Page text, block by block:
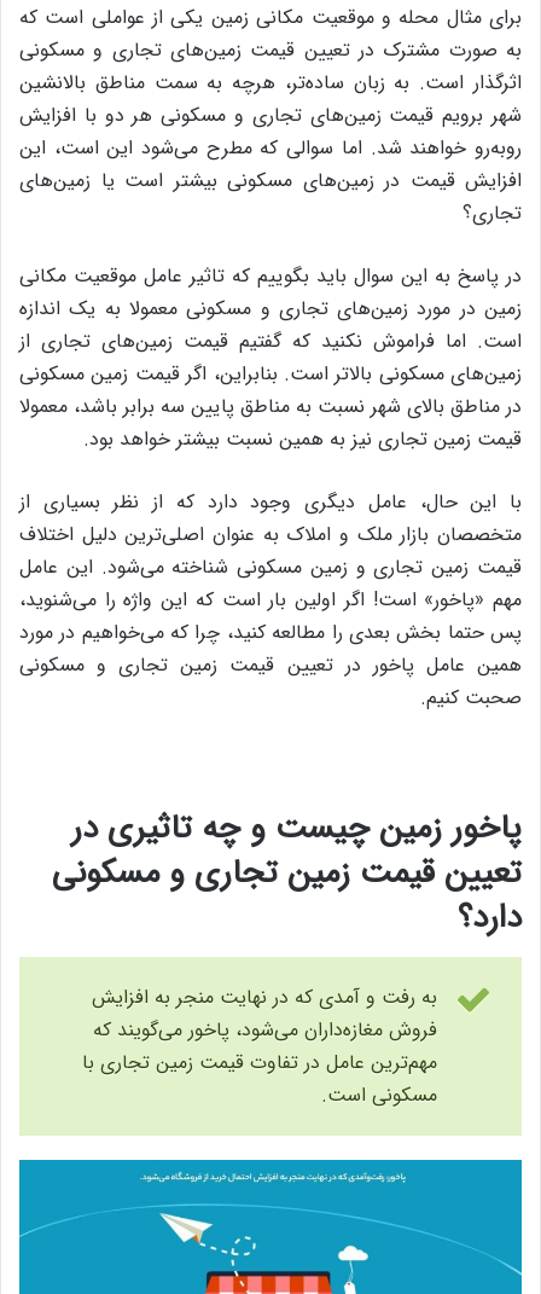
برای مثال محله و موقعیت مکانی زمین یکی از عواملی است که
به صورت مشترک در تعیین قیمت زمین‌های تجاری و مسکونی
اثرگذار است. به زبان ساده‌تر، هرچه به سمت مناطق بالانشین
شهر برویم قیمت زمین‌های تجاری و مسکونی هر دو با افزایش
روبه‌رو خواهند شد. اما سوالی که مطرح می‌شود این است، این
افزایش قیمت در زمین‌های مسکونی بیشتر است یا زمین‌های
تجاری؟
در پاسخ به این سوال باید بگوییم که تاثیر عامل موقعیت مکانی
زمین در مورد زمین‌های تجاری و مسکونی معمولا به یک اندازه
است. اما فراموش نکنید که گفتیم قیمت زمین‌های تجاری از
زمین‌های مسکونی بالاتر است. بنابراین، اگر قیمت زمین مسکونی
در مناطق بالای شهر نسبت به مناطق پایین سه برابر باشد، معمولا
قیمت زمین تجاری نیز به همین نسبت بیشتر خواهد بود.
با این حال، عامل دیگری وجود دارد که از نظر بسیاری از
متخصصان بازار ملک و املاک به عنوان اصلی‌ترین دلیل اختلاف
قیمت زمین تجاری و زمین مسکونی شناخته می‌شود. این عامل
مهم «پاخور» است! اگر اولین بار است که این واژه را می‌شنوید،
پس حتما بخش بعدی را مطالعه کنید، چرا که می‌خواهیم در مورد
همین عامل پاخور در تعیین قیمت زمین تجاری و مسکونی
صحبت کنیم.
پاخور زمین چیست و چه تاثیری در
تعیین قیمت زمین تجاری و مسکونی
دارد؟
به رفت و آمدی که در نهایت منجر به افزایش
فروش مغازه‌داران می‌شود، پاخور می‌گویند که
مهم‌ترین عامل در تفاوت قیمت زمین تجاری با
مسکونی است.